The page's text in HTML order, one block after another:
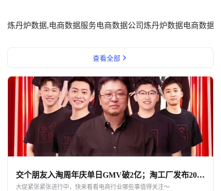
炼丹炉数据,电商数据服务电商数据公司炼丹炉数据电商数据
查看全部
交个朋友入淘周年庆单日GMV破2亿；淘工厂发布2023年度“国民宝贝”｜一周热点
大促紧张紧张进行中，快来看看电商行业哪些事值得关注～